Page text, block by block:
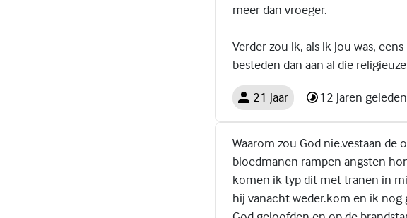
meer dan vroeger.
Verder zou ik, als ik jou was,
besteden dan aan al die
21 jaar 12 jaren geleden
Waarom zou God nie.vestaan
bloedmanen rampen angsten
komen ik typ dit met tranen in
hij vanacht weder.kom en ik